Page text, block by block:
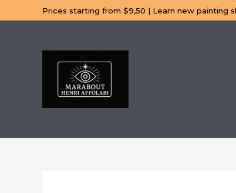
au
Prices starting from $9,50 | Learn new painting